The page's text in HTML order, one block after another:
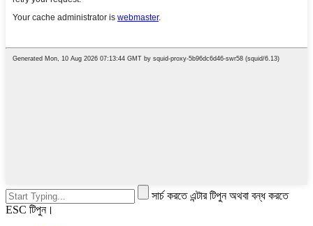
সার্চ করতে এন্টার টিপুন অথবা বন্ধ করতে
ESC টিপুন।